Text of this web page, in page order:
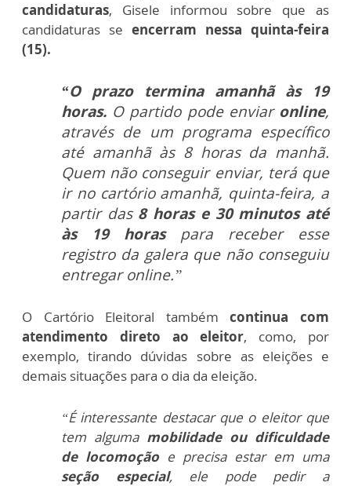
candidaturas, Gisele informou sobre que as
candidaturas se encerram nessa quinta-feira
(15).
“O prazo termina amanhã às 19
horas. O partido pode enviar online,
através de um programa específico
até amanhã às 8 horas da manhã.
Quem não conseguir enviar, terá que
ir no cartório amanhã, quinta-feira, a
partir das 8 horas e 30 minutos até
às 19 horaspara receber esse
registro da galera que não conseguiu
entregar online.”
O Cartório Eleitoral tambémcontinua com
atendimento direto ao eleitor, como, por
exemplo, tirando dúvidas sobre as eleições e
demais situações para o dia da eleição.
“É interessante destacar que o eleitor que
tem alguma mobilidade ou dificuldade
de locomoção e precisa estar em uma
seção especial, ele pode pedir a